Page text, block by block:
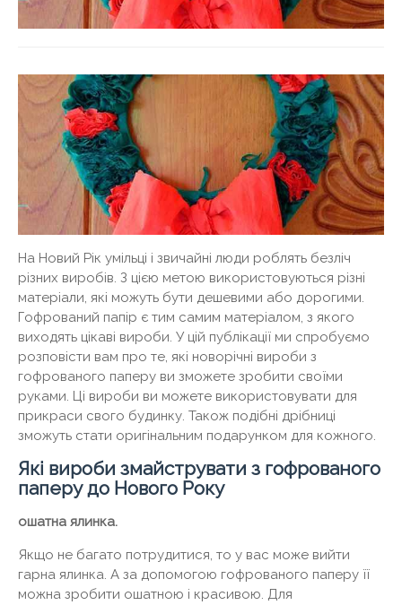
На Новий Рік умільці і звичайні люди роблять безліч
різних виробів. З цією метою використовуються різні
матеріали, які можуть бути дешевими або дорогими.
Гофрований папір є тим самим матеріалом, з якого
виходять цікаві вироби. У цій публікації ми спробуємо
розповісти вам про те, які новорічні вироби з
гофрованого паперу ви зможете зробити своїми
руками. Ці вироби ви можете використовувати для
прикраси свого будинку. Також подібні дрібниці
зможуть стати оригінальним подарунком для кожного.
Які вироби змайструвати з гофрованого
паперу до Нового Року
ошатна ялинка.
Якщо не багато потрудитися, то у вас може вийти
гарна ялинка. А за допомогою гофрованого паперу її
можна зробити ошатною і красивою. Для